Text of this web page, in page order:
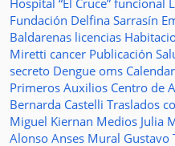
Hospital “El Cruce” funcional
Fundación Delfina Sarrasín
Baldarenas licencias
Miretti cancer Publicación
secreto Dengue oms
Primeros Auxilios Centro de
Bernarda Castelli Traslados
Miguel Kiernan Medios Julia
Alonso Anses Mural Gustavo